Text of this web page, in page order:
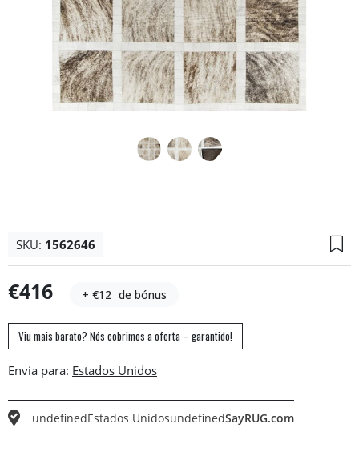
SKU: 1562646
€416 + €12 de bónus
Viu mais barato? Nós cobrimos a oferta – garantido!
Envia para:
undefinedEstados UnidosundefinedSayRUG.com